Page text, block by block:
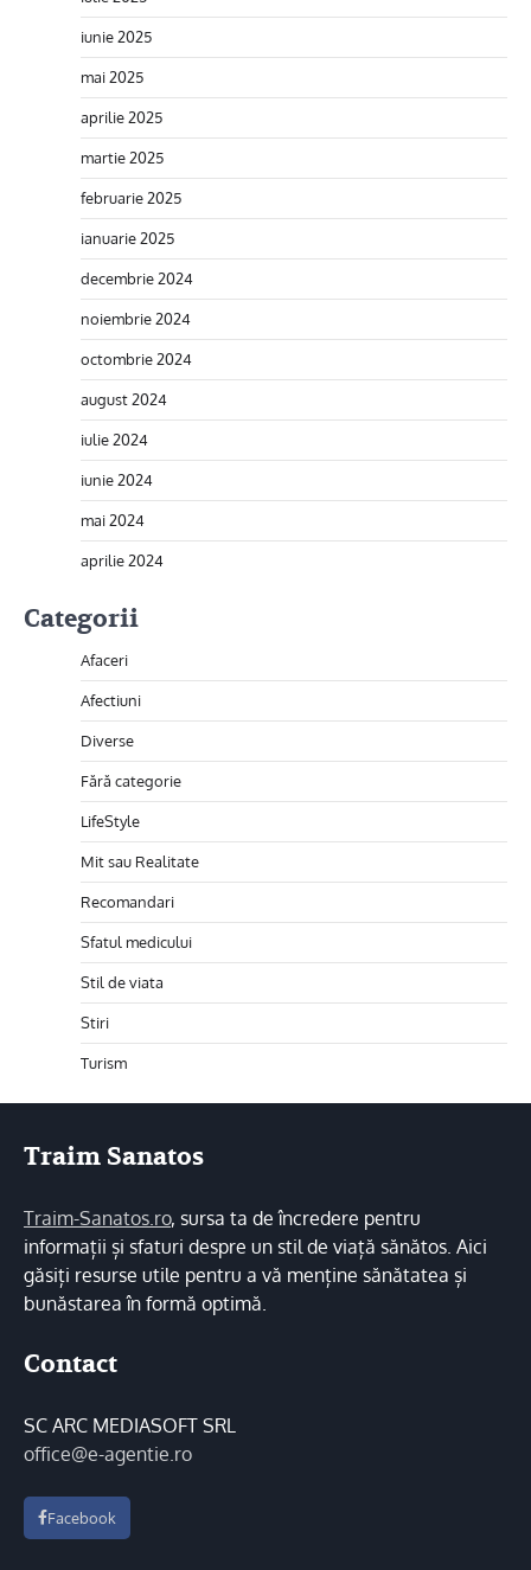
iunie 2025
mai 2025
aprilie 2025
martie 2025
februarie 2025
ianuarie 2025
decembrie 2024
noiembrie 2024
octombrie 2024
august 2024
iulie 2024
iunie 2024
mai 2024
aprilie 2024
Categorii
Afaceri
Afectiuni
Diverse
Fără categorie
LifeStyle
Mit sau Realitate
Recomandari
Sfatul medicului
Stil de viata
Stiri
Turism
Traim Sanatos
Traim-Sanatos.ro, sursa ta de încredere pentru
informații și sfaturi despre un stil de viață sănătos. Aici
găsiți resurse utile pentru a vă menține sănătatea și
bunăstarea în formă optimă.
Contact
SC ARC MEDIASOFT SRL
office@e-agentie.ro
Facebook